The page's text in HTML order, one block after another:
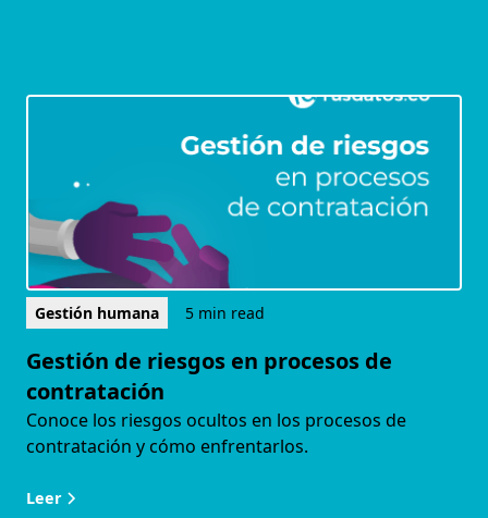
Gestión humana 5 min read
Gestión de riesgos en procesos de
contratación
Conoce los riesgos ocultos en los procesos de
contratación y cómo enfrentarlos.
Leer